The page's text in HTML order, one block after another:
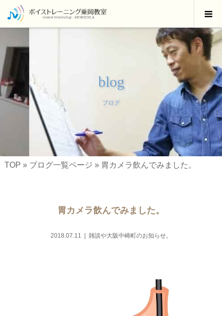
blog
ブログ
TOP » ブログ一覧ページ » 胃カメラ飲んでみました。
胃カメラ飲んでみました。
2018.07.11 雑談や大阪中崎町のお知らせ。